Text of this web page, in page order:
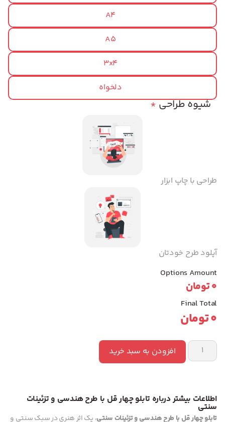
A4
A5
3x4
دلخواه
*شیوه طراحی
طراحی با چاپ ابزار
آپلود طرح خودتان
Options Amount
0تومان
Final Total
0تومان
افزودن به سبد خرید
اطلاعات بیشتر درباره تابلو چهار قل با طرح هندسی و تزئینات
سنتی
تابلو چهار قل با طرح هندسی و تزئینات سنتی، یک اثر هنری در سبک سنتی و